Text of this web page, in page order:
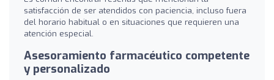
satisfacción de ser atendidos con paciencia, incluso fuera
del horario habitual o en situaciones que requieren una
atención especial.
Asesoramiento farmacéutico competente
y personalizado